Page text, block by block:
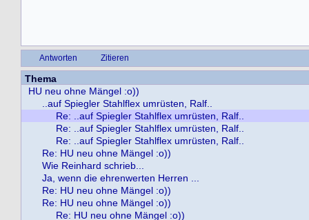
Antworten Zitieren
Thema
HU neu ohne Mängel :o))
..auf Spiegler Stahlflex umrüsten, Ralf..
Re: ..auf Spiegler Stahlflex umrüsten, Ralf..
Re: ..auf Spiegler Stahlflex umrüsten, Ralf..
Re: ..auf Spiegler Stahlflex umrüsten, Ralf..
Re: HU neu ohne Mängel :o))
Wie Reinhard schrieb...
Ja, wenn die ehrenwerten Herren ...
Re: HU neu ohne Mängel :o))
Re: HU neu ohne Mängel :o))
Re: HU neu ohne Mängel :o))